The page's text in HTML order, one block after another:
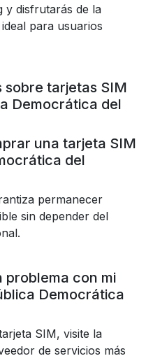
y disfrutarás de la
para usuarios
tarjetas SIM
Democrática del
una tarjeta SIM
del
permanecer
sin depender del
problema con mi
Democrática
SIM, visite la
de servicios más